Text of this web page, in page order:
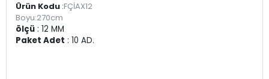
Ürün Kodu :FÇİAX12
Boyu:270cm
ölçü : 12 MM
Paket Adet : 10 AD.